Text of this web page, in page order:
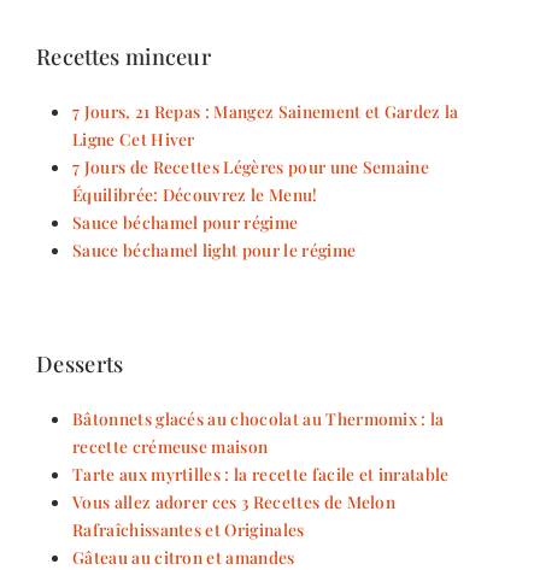
Recettes minceur
7 Jours, 21 Repas : Mangez Sainement et Gardez la
Ligne Cet Hiver
7 Jours de Recettes Légères pour une Semaine
Équilibrée: Découvrez le Menu!
Sauce béchamel pour régime
Sauce béchamel light pour le régime
Desserts
Bâtonnets glacés au chocolat au Thermomix : la
recette crémeuse maison
Tarte aux myrtilles : la recette facile et inratable
Vous allez adorer ces 3 Recettes de Melon
Rafraîchissantes et Originales
Gâteau au citron et amandes